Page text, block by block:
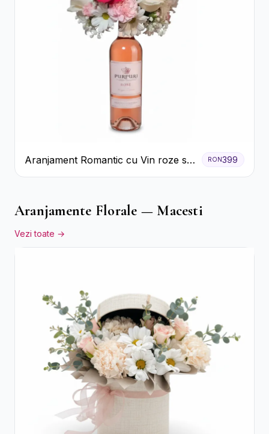
Aranjament Romantic cu Vin roze si
Flori pastel
RON399
Aranjamente Florale — Macesti
Vezi toate →